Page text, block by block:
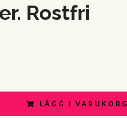
Rostfri
LÄGG I VARUKORG